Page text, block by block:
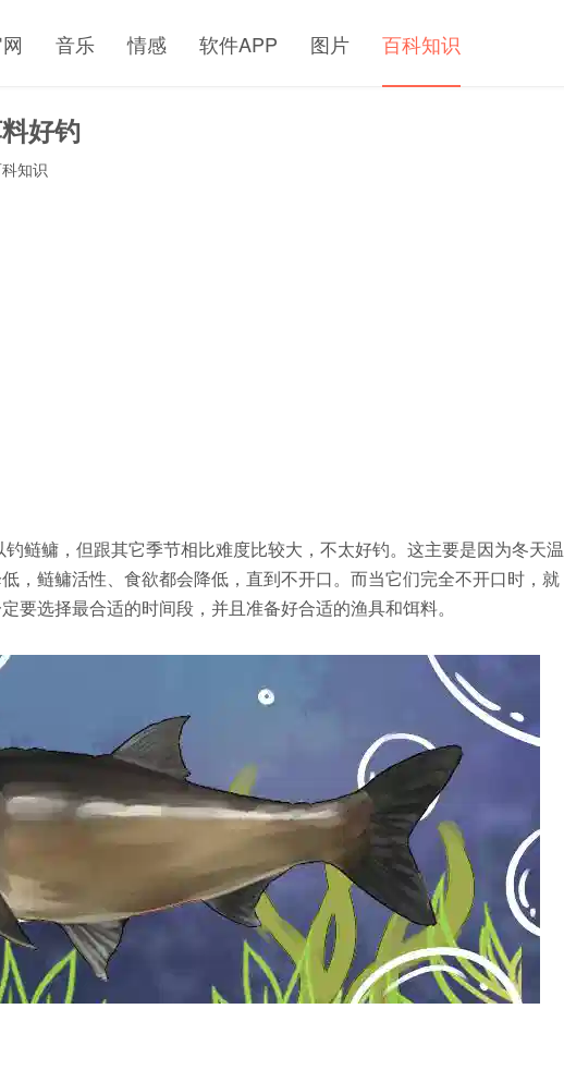
音乐 情感 软件APP 图片 百科知识
好钓
知识
鲢鳙，但跟其它季节相比难度比较大，不太好钓。这主要是因为冬天温
，鲢鳙活性、食欲都会降低，直到不开口。而当它们完全不开口时，就
要选择最合适的时间段，并且准备好合适的渔具和饵料。